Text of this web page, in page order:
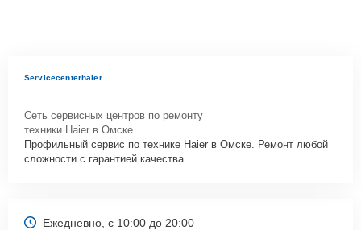
Servicecenterhaier
Сеть сервисных центров по ремонту
техники Haier в Омске.
Профильный сервис по технике Haier в Омске. Ремонт любой
сложности с гарантией качества.
Ежедневно, с 10:00 до 20:00